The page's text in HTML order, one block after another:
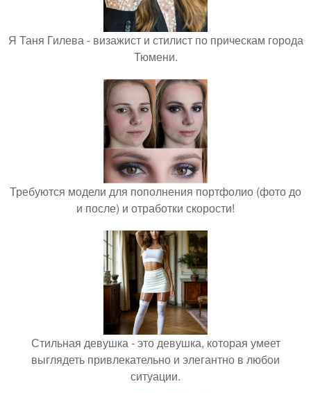
Я Таня Гилева - визажист и стилист по прическам города
Тюмени.
Требуются модели для пополнения портфолио (фото до
и после) и отработки скорости!
Стильная девушка - это девушка, которая умеет
выглядеть привлекательно и элегантно в любои
ситуации.